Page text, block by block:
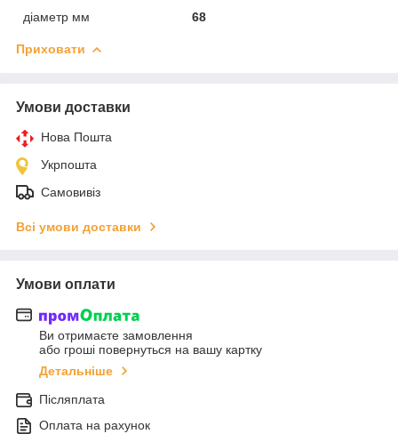
діаметр мм
68
Приховати
Умови доставки
Нова Пошта
Укрпошта
Самовивіз
Всі умови доставки
Умови оплати
Ви отримаєте замовлення
або гроші повернуться на вашу картку
Детальніше
Післяплата
Оплата на рахунок